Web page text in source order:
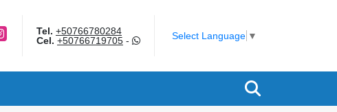
Tel. +50766780284
Cel. +50766719705- Select Language ▼